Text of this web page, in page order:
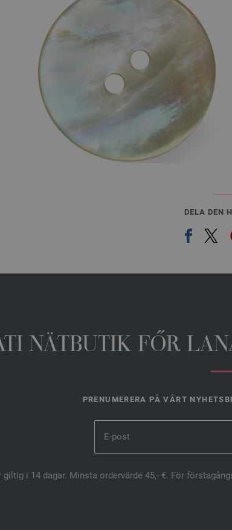
DELA DEN
NÄTBUTIK FŐR
PRENUMERERA PÅ VÅRT
giltig i 14 dagar. Minsta ordervärde 45,- €. För